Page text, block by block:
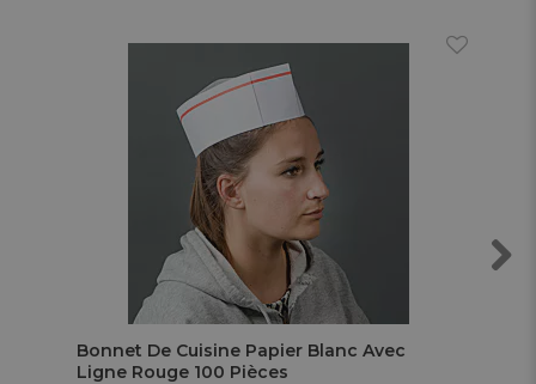
Bonnet De Cuisine Papier Blanc Avec
Ligne Rouge 100 Pièces